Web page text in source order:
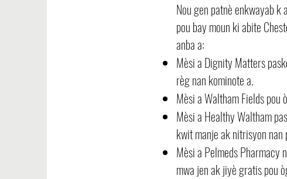
Nou gen patnè enkwayab k
pou bay moun ki abite
anba a:
Mèsi a Dignity Matters
règ nan kominote a.
Mèsi a Waltham Fields pou
Mèsi a Healthy Waltham
kwit manje ak nitrisyon
Mèsi a Pelmeds Pharmacy
mwa jen ak jiyè gratis pou